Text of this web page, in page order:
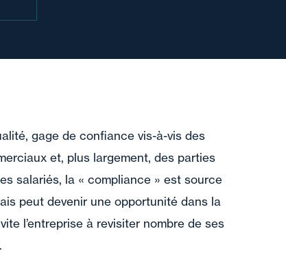
gage de confiance vis-à-vis des
et, plus largement, des parties
salariés, la « compliance » est source
peut devenir une opportunité dans la
l’entreprise à revisiter nombre de ses